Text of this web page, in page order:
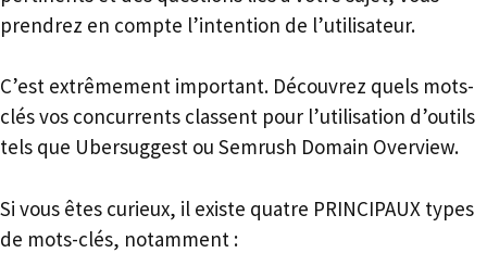
prendrez en compte l’intention de l’utilisateur.
C’est extrêmement important. Découvrez quels mots-
clés vos concurrents classent pour l’utilisation d’outils
tels que Ubersuggest ou Semrush Domain Overview.
Si vous êtes curieux, il existe quatre PRINCIPAUX types
de mots-clés, notamment :